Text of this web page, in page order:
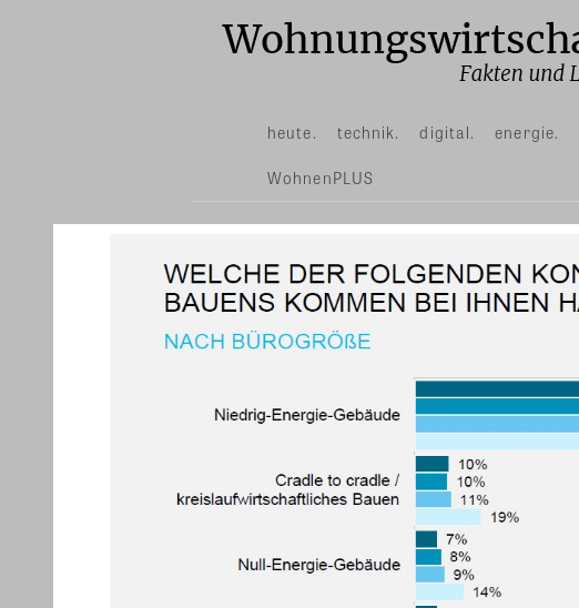
heute. technik. digital. energie.
WohnenPLUS